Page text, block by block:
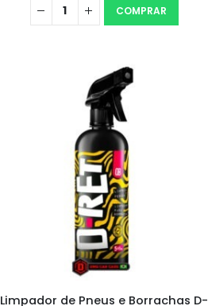
COMPRAR
Limpador de Pneus e Borrachas D-